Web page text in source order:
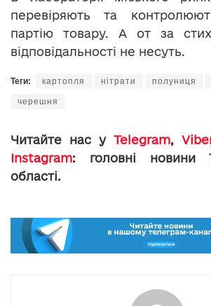
перевіряють та
партію товару. А от за
відповідальності не несуть.
Теги: картопля нітрати полуниця
черешня
Читайте нас у Telegram,
Instagram: головні новини
області.